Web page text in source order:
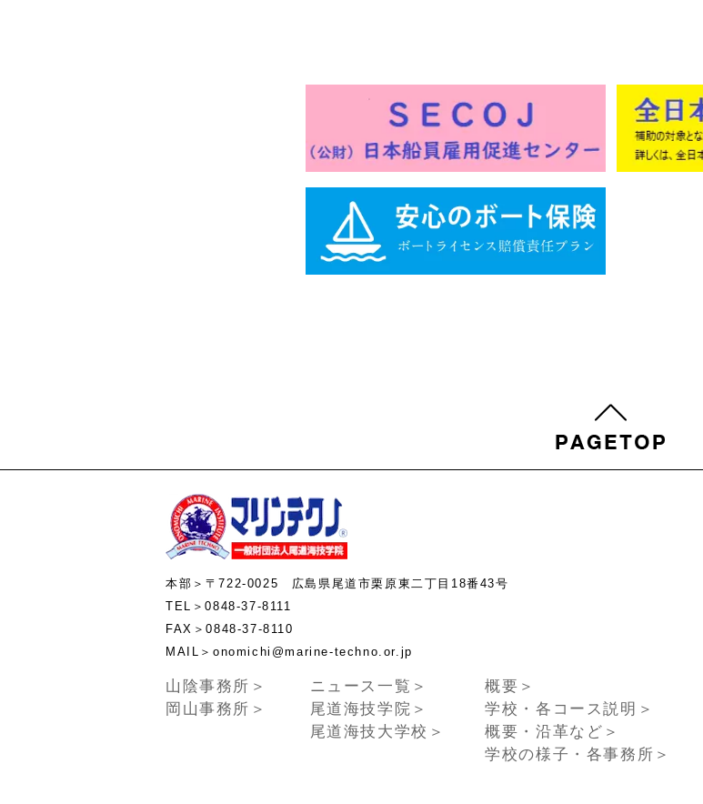
本部＞〒722-0025 広島県尾道市栗原東二丁目18番43号
TEL＞0848-37-8111
FAX＞0848-37-8110
MAIL＞onomichi@marine-techno.or.jp
山陰事務所＞
岡山事務所＞
ニュース一覧＞
尾道海技学院＞
尾道海技大学校＞
概要＞
学校・各コース説明＞
概要・沿革など＞
学校の様子・各事務所＞